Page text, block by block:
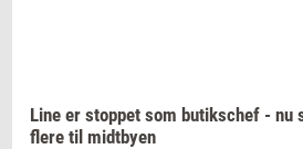
Line er stop­pet som bu­tiks­chef - nu
flere til midt­by­en